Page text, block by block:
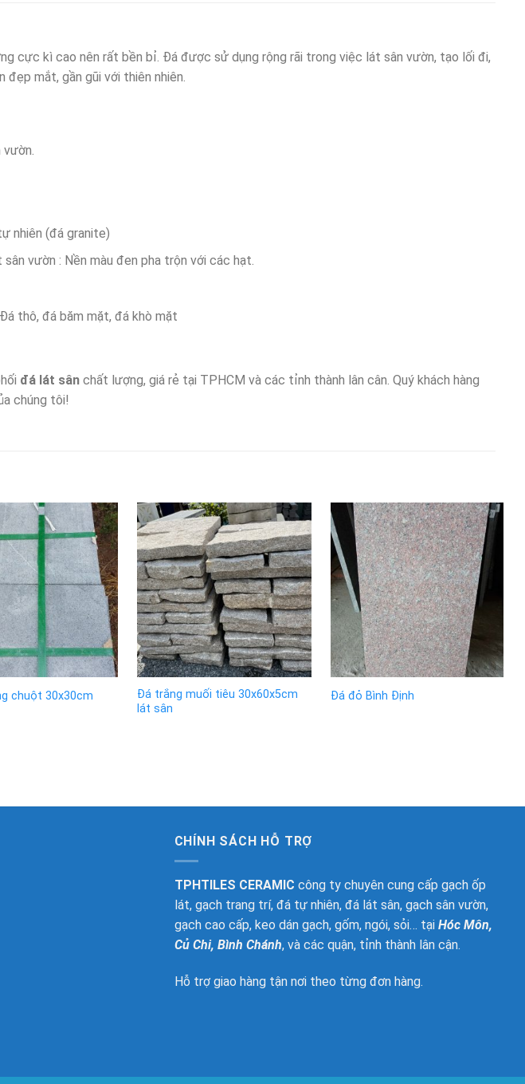
cực kì cao nên rất bền bỉ. Đá được sử dụng rộng rãi trong việc lát sân vườn, tạo lối đi,
đẹp mắt, gần gũi với thiên nhiên.
vườn.
nhiên (đá granite)
vườn : Nền màu đen pha trộn với các hạt.
thô, đá băm mặt, đá khò mặt
đá lát sânchất lượng, giá rẻ tại TPHCM và các tỉnh thành lân cân. Quý khách hàng
chúng tôi!
chuột 30x30cm
Đá trắng muối tiêu 30x60x5cm
lát sân
Đá đỏ Bình Định
CHÍNH SÁCH HỖ TRỢ
TPHTILES CERAMIC công ty chuyên cung cấp gạch ốp
lát, gạch trang trí, đá tự nhiên, đá lát sân, gạch sân vườn,
gạch cao cấp, keo dán gạch, gốm, ngói, sỏi… tại Hóc Môn,
Củ Chi, Bình Chánh, và các quận, tỉnh thành lân cận.
Hỗ trợ giao hàng tận nơi theo từng đơn hàng.